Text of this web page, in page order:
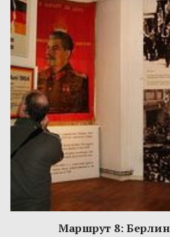
Маршрут 8: